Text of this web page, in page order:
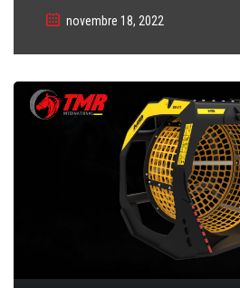
novembre 18, 2022